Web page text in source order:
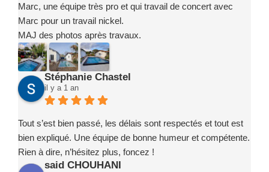
Marc, une équipe très pro et qui travail de concert avec
Marc pour un travail nickel.
MAJ des photos après travaux.
Stéphanie Chastel
il y a 1 an
Tout s’est bien passé, les délais sont respectés et tout est
bien expliqué. Une équipe de bonne humeur et compétente.
Rien à dire, n’hésitez plus, foncez !
said CHOUHANI